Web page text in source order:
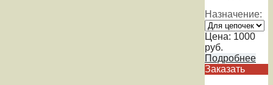
Назначение:
Цена: 1000
руб.
Подробнее
Заказать